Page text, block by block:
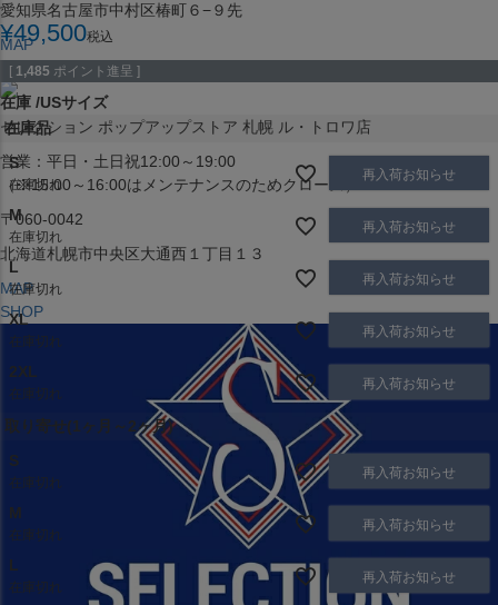
愛知県名古屋市中村区椿町６−９先
MAP
SHOP
セレクション ポップアップストア 札幌 ル・トロワ店
営業：平日・土日祝12:00～19:00
（※15:00～16:00はメンテナンスのためクローズ）
〒060-0042
北海道札幌市中央区大通西１丁目１３
MAP
SHOP
¥49,500税込
[ 1,485 ポイント進呈 ]
在庫 USサイズ
在庫品
S
在庫切れ
再入荷お知らせ
M
在庫切れ
再入荷お知らせ
L
在庫切れ
再入荷お知らせ
XL
在庫切れ
再入荷お知らせ
2XL
在庫切れ
再入荷お知らせ
取り寄せ(1ヶ月～2ヶ月)
S
在庫切れ
再入荷お知らせ
M
在庫切れ
再入荷お知らせ
L
在庫切れ
再入荷お知らせ